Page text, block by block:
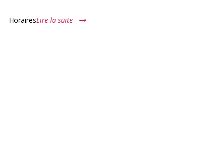
HorairesLire la suite